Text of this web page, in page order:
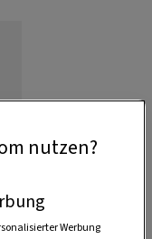
nutzen?
Werbung